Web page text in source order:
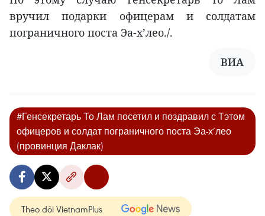
вручил подарки офицерам и солдатам
пограничного поста Эа-х’лео./.
ВИA
#Генсекретарь То Лам посетил и поздравил с Тэтом
офицеров и солдат пограничного поста Эа-х’лео
(провинция Даклак)
Theo dõi VietnamPlus